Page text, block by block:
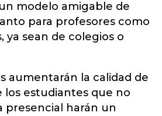
modelo amigable de
para profesores como
ya sean de colegios o
aumentarán la calidad de
los estudiantes que no
presencial harán un